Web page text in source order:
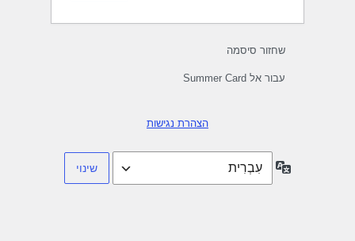
שחזור סיסמה
עבור אל Summer Card
הצהרת נגישות
שפה